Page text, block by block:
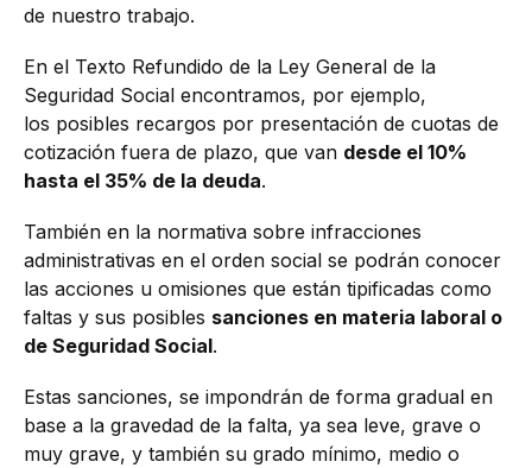
de nuestro trabajo.
En el Texto Refundido de la Ley General de la
Seguridad Social encontramos, por ejemplo,
los posibles recargos por presentación de cuotas de
cotización fuera de plazo, que van desde el 10%
hasta el 35% de la deuda.
También en la normativa sobre infracciones
administrativas en el orden social se podrán conocer
las acciones u omisiones que están tipificadas como
faltas y sus posibles sanciones en materia laboral o
de Seguridad Social.
Estas sanciones, se impondrán de forma gradual en
base a la gravedad de la falta, ya sea leve, grave o
muy grave, y también su grado mínimo, medio o